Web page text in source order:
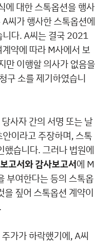
에 대한 스톡옵션을 행사
씨가 행사한 스톡옵션에
니다. A씨는 결국 2021
약에 따라 M사에서 보
만 이행할 의사가 없음을
구 소를 제기하였습니
사자 간의 서명 또는 날
이라고 주장하며, 스톡
했습니다. 그러나 법원에
고서와 감사보고서에 M
부여한다는 등의 스톡옵
을 짚어 스톡옵션 계약이
가가 하락했기에, A씨